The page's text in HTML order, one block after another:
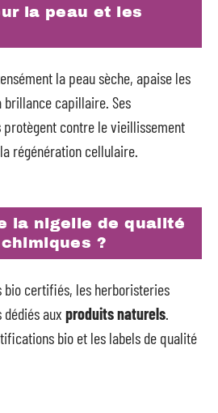
la peau et les
la peau sèche, apaise les
capillaire. Ses
protègent contre le vieillissement
régénération cellulaire.
la nigelle de qualité
?
bio certifiés, les herboristeries
aux produits naturels.
bio et les labels de qualité